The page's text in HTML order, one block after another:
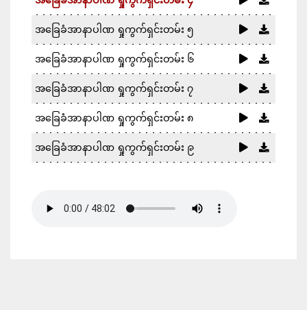
အခြေခံအာနာပါဏ ရှုကွက်ရှင်းတမ်း ၅
အခြေခံအာနာပါဏ ရှုကွက်ရှင်းတမ်း ၆
အခြေခံအာနာပါဏ ရှုကွက်ရှင်းတမ်း ၇
အခြေခံအာနာပါဏ ရှုကွက်ရှင်းတမ်း ၈
အခြေခံအာနာပါဏ ရှုကွက်ရှင်းတမ်း ၉